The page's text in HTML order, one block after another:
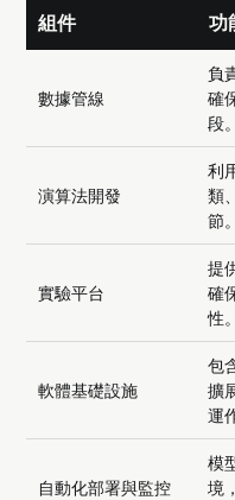
組件 功
數據管線
負
確
段。
演算法開發
利
類
節。
實驗平台
提
確
性。
軟體基礎設施
包
擴
運
自動化部署與監控
模
境